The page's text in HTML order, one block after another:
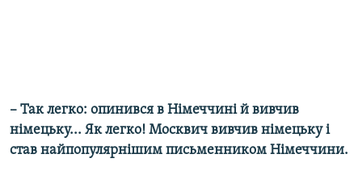
– Так легко: опинився в Німеччині й вивчив
німецьку... Як легко! Москвич вивчив німецьку і
став найпопулярнішим письменником Німеччини.